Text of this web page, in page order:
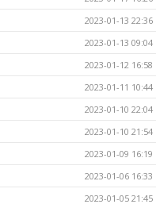
2023-01-13 22:36
2023-01-13 09:04
2023-01-12 16:58
2023-01-11 10:44
2023-01-10 22:04
2023-01-10 21:54
2023-01-09 16:19
2023-01-06 16:33
2023-01-05 21:45